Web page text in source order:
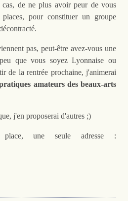
de ne plus avoir peur de vous
pour constituer un groupe
pas, peut-être avez-vous une
que vous soyez Lyonnaise ou
de la rentrée prochaine, j'animerai
amateurs des beaux-arts
j'en proposerai d'autres ;)
place, une seule adresse :